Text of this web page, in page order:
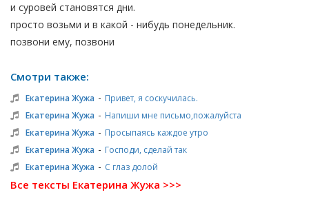
и суровей становятся дни.
просто возьми и в какой - нибудь понедельник.
позвони ему, позвони
Смотри также:
Екатерина Жужа - Привет, я соскучилась.
Екатерина Жужа - Напиши мне письмо,пожалуйста
Екатерина Жужа - Просыпаясь каждое утро
Екатерина Жужа - Господи, сделай так
Екатерина Жужа - С глаз долой
Все тексты Екатерина Жужа >>>